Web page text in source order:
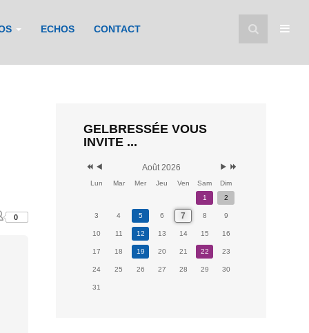
ECHOS CONTACT
0
GELBRESSÉE VOUS
INVITE ...
Août 2026
Lun Mar Mer Jeu Ven Sam
Dim
1
2
3 4 5 6 7 8 9
10 11 12 13 14 15 16
17 18 19 20 21 22 23
24 25 26 27 28 29 30
31